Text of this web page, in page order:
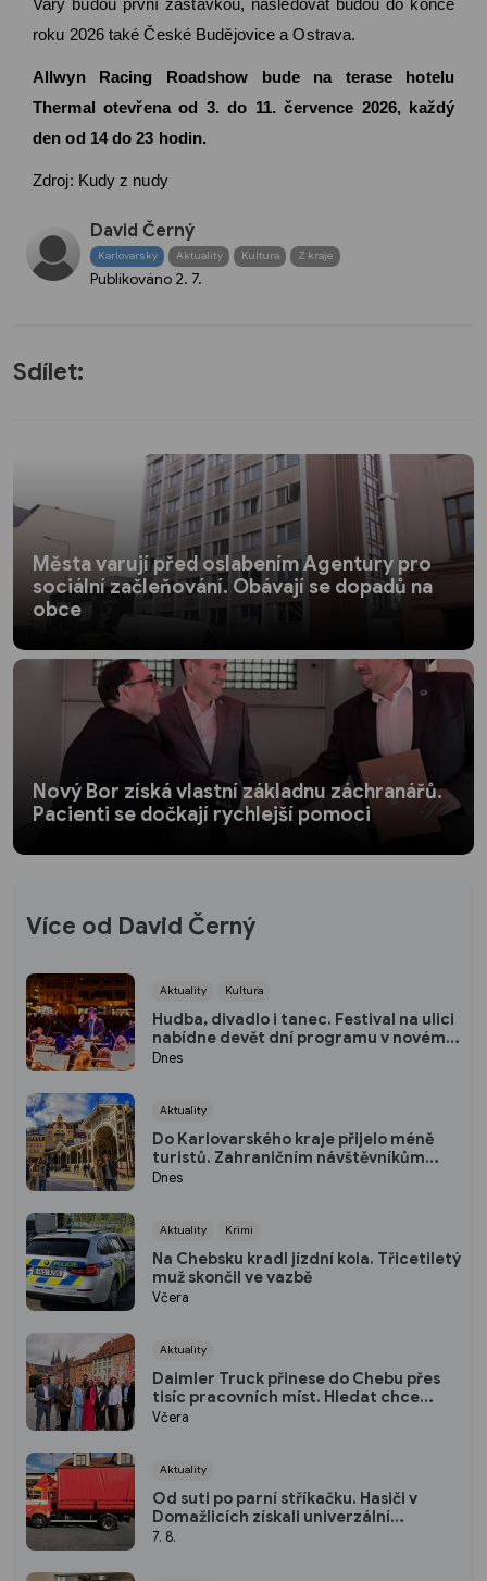
Vary budou první zastávkou, následovat budou do konce
roku 2026 také České Budějovice a Ostrava.
Allwyn Racing Roadshow bude na terase hotelu
Thermal otevřena od 3. do 11. července 2026, každý
den od 14 do 23 hodin.
Zdroj: Kudy z nudy
David Černý
Karlovarský Aktuality Kultura Z kraje
Publikováno 2. 7.
Sdílet:
Města varují před oslabením Agentury pro
sociální začleňování. Obávají se dopadů na
obce
Nový Bor získá vlastní základnu záchranářů.
Pacienti se dočkají rychlejší pomoci
Více od David Černý
Aktuality Kultura
Hudba, divadlo i tanec. Festival na ulici
nabídne devět dní programu v novém
prostředí
Dnes
Aktuality
Do Karlovarského kraje přijelo méně
turistů. Zahraničním návštěvníkům
dominují Němci
Dnes
Aktuality Krimi
Na Chebsku kradl jízdní kola. Třicetiletý
muž skončil ve vazbě
Včera
Aktuality
Daimler Truck přinese do Chebu přes
tisíc pracovních míst. Hledat chce
hlavně lidi z regionu
Včera
Aktuality
Od suti po parní stříkačku. Hasiči v
Domažlicích získali univerzální
kontejner
7. 8.